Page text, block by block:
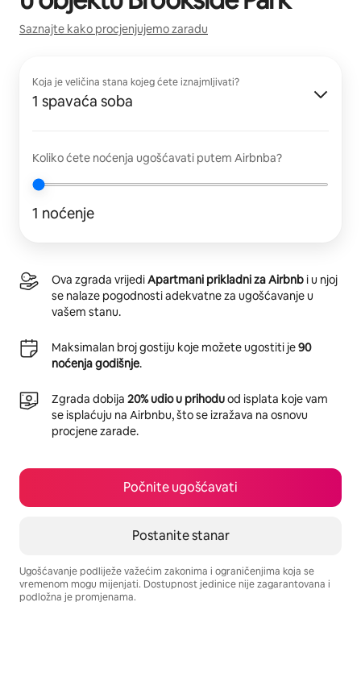
Saznajte kako procjenjujemo zaradu
Koja je veličina stana kojeg ćete iznajmljivati?
1 spavaća soba
Koliko ćete noćenja ugošćavati putem Airbnba?
1 noćenje
Ova zgrada vrijediApartmani prikladni za Airbnb i u njoj
se nalaze pogodnosti adekvatne za ugošćavanje u
vašem stanu.
Maksimalan broj gostiju koje možete ugostiti je90
noćenja godišnje.
Zgrada dobija 20% udio u prihoduod isplata koje vam
se isplaćuju na Airbnbu, što se izražava na osnovu
procjene zarade.
Počnite ugošćavati
Postanite stanar
Ugošćavanje podliježe važećim zakonima i ograničenjima koja se
vremenom mogu mijenjati. Dostupnost jedinice nije zagarantovana i
podložna je promjenama.